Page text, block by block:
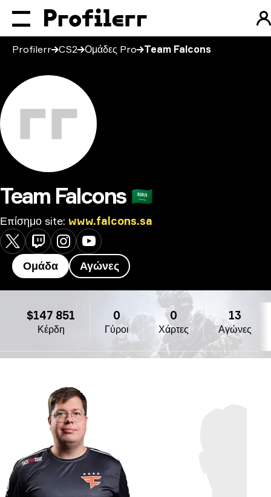
Profilerr CS2 Ομάδες Pro Team Falcons
Team Falcons 🇸🇦
Επίσημο site: www.falcons.sa
Ομάδα Αγώνες
Κέρδη
$147 851
Γύροι
0
Χάρτες
0
Αγώνες
13